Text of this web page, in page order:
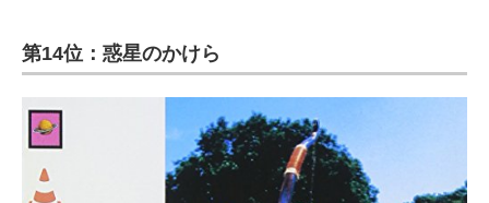
第14位：惑星のかけら